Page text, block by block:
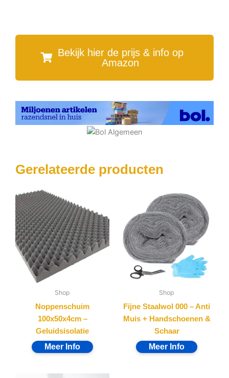
Bekijk hier de prijs & info op
Amazon
Gerelateerde producten
Shop
Noppenschuim
100x50x4cm –
Geluidsisolatie
Shop
Fijne Staalwol 000 – Anti
Muis + Handschoenen &
Schaar